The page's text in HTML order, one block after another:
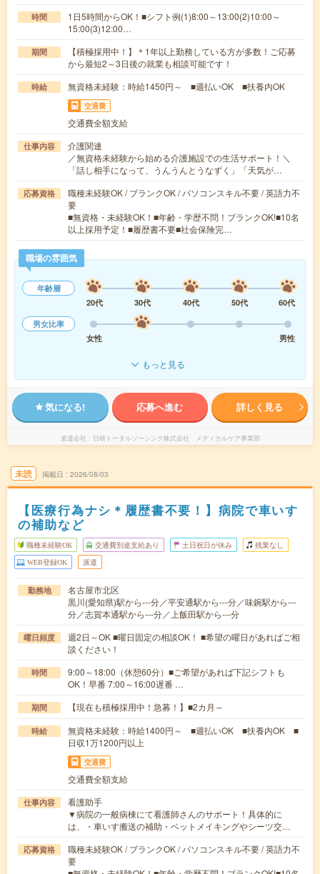
時間
1日5時間からOK！■シフト例(1)8:00～13:00(2)10:00～
15:00(3)12:00…
期間
【積極採用中！】＊1年以上勤務している方が多数！ご応募
から最短2～3日後の就業も相談可能です！
時給 無資格未経験：時給1450円～ ■週払いOK ■扶養内OK
交通費
交通費全額支給
仕事内容
介護関連
／無資格未経験から始める介護施設での生活サポート！＼
「話し相手になって、うんうんとうなずく」「天気が…
応募資格
職種未経験OK / ブランクOK / パソコンスキル不要 / 英語力不
要
■無資格・未経験OK！■年齢・学歴不問！ブランクOK!■10名
以上採用予定！■履歴書不要■社会保険完…
職場の雰囲気
年齢層
20代
30代 40代 50代
60代
男女比率
女性
男性
もっと見る
気になる! 応募へ進む 詳しく見る
派遣会社 日研トータルソーシング株式会社 メディカルケア事業部
未読 掲載日 2026/08/03
【医療行為ナシ＊履歴書不要！】病院で車いす
の補助など
職種未経験OK 交通費別途支給あり 土日祝日が休み 残業なし
WEB登録OK 派遣
勤務地
名古屋市北区
黒川(愛知県)駅から---分／平安通駅から---分／味鋺駅から---
分／志賀本通駅から---分／上飯田駅から---分
曜日頻度
週2日～OK ■曜日固定の相談OK！ ■希望の曜日があればご相
談ください！
時間
9:00～18:00（休憩60分）■ご希望があれば下記シフトも
OK！早番 7:00～16:00遅番 …
期間 【現在も積極採用中！急募！】■2カ月～
時給
無資格未経験：時給1400円～ ■週払いOK ■扶養内OK ■
日収1万1200円以上
交通費
交通費全額支給
仕事内容
看護助手
▼病院の一般病棟にて看護師さんのサポート！具体的に
は、・車いす搬送の補助・ベットメイキングやシーツ交…
応募資格
職種未経験OK / ブランクOK / パソコンスキル不要 / 英語力不
要